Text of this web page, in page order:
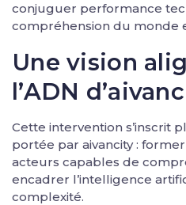
conjuguer performance
compréhension du monde
Une vision
l’ADN
Cette intervention s’inscrit
portée par aivancity :
acteurs capables de
encadrer l’intelligence
complexité.